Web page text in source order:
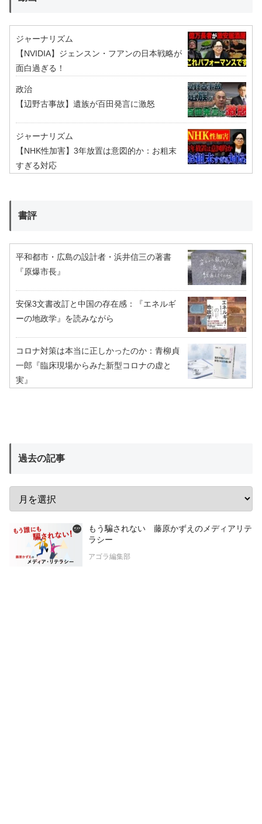
ジャーナリズム
【NVIDIA】ジェンスン・フアンの日本戦略が
面白過ぎる！
政治
【辺野古事故】遺族が百田発言に激怒
ジャーナリズム
【NHK性加害】3年放置は意図的か：お粗末
すぎる対応
書評
平和都市・広島の設計者・浜井信三の著書
『原爆市長』
安保3文書改訂と中国の存在感：『エネルギ
ーの地政学』を読みながら
コロナ対策は本当に正しかったのか：青柳貞
一郎『臨床現場からみた新型コロナの虚と
実』
過去の記事
もう騙されない 藤原かずえのメディアリテ
ラシー
アゴラ編集部